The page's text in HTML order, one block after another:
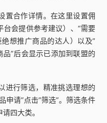
置合作详情。在这里设置佣
会提供参考建议）、“需要
想推广商品的达人）以及”
”后会显示已添加到联盟的
进行筛选，精准挑选理想的
申请”点击”筛选”。筛选条件
四大类。